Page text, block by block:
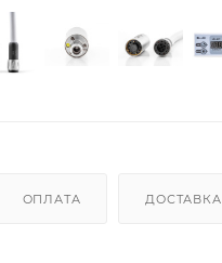
ОПЛАТА ДОСТАВКА